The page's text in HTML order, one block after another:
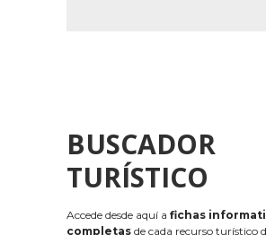
BUSCADOR
TURÍSTICO
Accede desde aquí a fichas
completas de cada recurso turístico